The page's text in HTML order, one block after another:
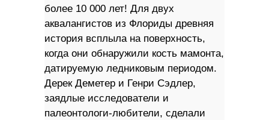
более 10 000 лет! Для двух
аквалангистов из Флориды древняя
история всплыла на поверхность,
когда они обнаружили кость мамонта,
датируемую ледниковым периодом.
Дерек Деметер и Генри Сэдлер,
заядлые исследователи и
палеонтологи-любители, сделали